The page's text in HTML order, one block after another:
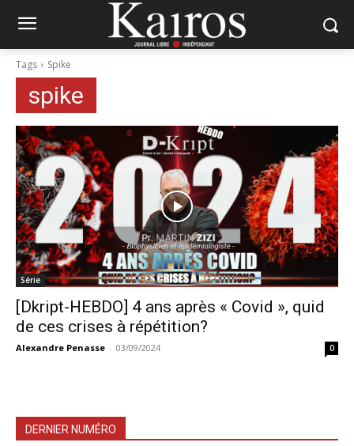
Tags Spike
spike
Série
[Dkript-HEBDO] 4 ans après « Covid », quid
de ces crises à répétition?
Alexandre Penasse - 03/09/2024 0
DERNIER NUMÉRO